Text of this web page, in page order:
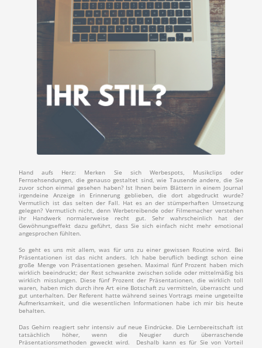
Hand aufs Herz: Merken Sie sich Werbespots, Musikclips oder
Fernsehsendungen, die genauso gestaltet sind, wie Tausende andere, die Sie
zuvor schon einmal gesehen haben? Ist Ihnen beim Blättern in einem Journal
irgendeine Anzeige in Erinnerung geblieben, die dort abgedruckt wurde?
Vermutlich ist das selten der Fall. Hat es an der stümperhaften Umsetzung
gelegen? Vermutlich nicht, denn Werbetreibende oder Filmemacher verstehen
ihr Handwerk normalerweise recht gut. Sehr wahrscheinlich hat der
Gewöhnungseffekt dazu geführt, dass Sie sich einfach nicht mehr emotional
angesprochen fühlten.
So geht es uns mit allem, was für uns zu einer gewissen Routine wird. Bei
Präsentationen ist das nicht anders. Ich habe beruflich bedingt schon eine
große Menge von Präsentationen gesehen. Maximal fünf Prozent haben mich
wirklich beeindruckt; der Rest schwankte zwischen solide oder mittelmäßig bis
wirklich misslungen. Diese fünf Prozent der Präsentationen, die wirklich toll
waren, haben mich durch ihre Art eine Botschaft zu vermitteln, überrascht und
gut unterhalten. Der Referent hatte während seines Vortrags meine ungeteilte
Aufmerksamkeit, und die wesentlichen Informationen habe ich mir bis heute
behalten.
Das Gehirn reagiert sehr intensiv auf neue Eindrücke. Die Lernbereitschaft ist
tatsächlich höher, wenn die Neugier durch überraschende
Präsentationsmethoden geweckt wird. Deshalb kann es für Sie von Vorteil